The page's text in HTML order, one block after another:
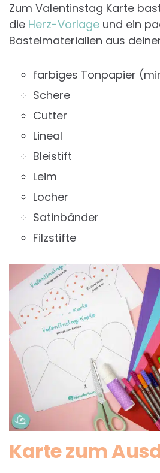
Zum Valentinstag Karte
die Herz-Vorlage und ein
Bastelmaterialien aus
farbiges Tonpapier
Schere
Cutter
Lineal
Bleistift
Leim
Locher
Satinbänder
Filzstifte
Karte zum